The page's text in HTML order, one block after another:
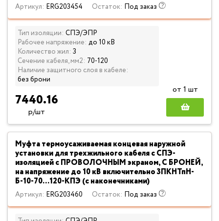
Артикул: ERG203454 Остаток: Под заказ
Тип изоляции: СПЭ/ЭПР
Рабочее напряжение: до 10 кВ
Количество жил: 3
Сечение кабеля, мм2: 70-120
Наличие защитного слоя в кабеле:
без брони
7440.16
р/шт
от 1 шт
Муфта термоусаживаемая концевая наружной
установки для трехжильного кабеля с СПЭ-
изоляцией с ПРОВОЛОЧНЫМ экраном, С БРОНЕЙ,
на напряжение до 10 кВ включительно 3ПКНТпН-
Б-10-70...120-КПЭ (с наконечниками)
Артикул: ERG203460 Остаток: Под заказ